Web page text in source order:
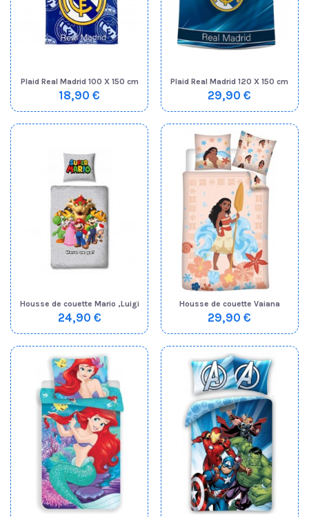
Plaid Real Madrid 100 X 150 cm
18,90 €
Plaid Real Madrid 120 X 150 cm
29,90 €
Housse de couette Mario ,Luigi
24,90 €
Housse de couette Vaiana
29,90 €